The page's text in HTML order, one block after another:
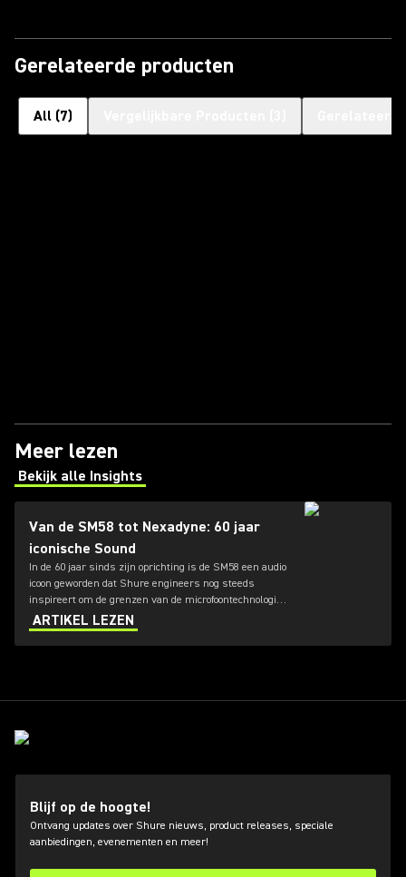
Gerelateerde producten
All (7)
Meer lezen
Bekijk alle Insights
(Opens in a new tab)
Van de SM58 tot Nexadyne: 60 jaar
iconische Sound
In de 60 jaar sinds zijn oprichting is de SM58 een audio
icoon geworden dat Shure engineers nog steeds
inspireert om de grenzen van de microfoontechnologie
te blijven verleggen. Van de SM7dB tot de nieuwe
Nexadyne familie, ontdek hoe de innovatie doorgaat.
ARTIKEL LEZEN
Blijf op de hoogte!
Ontvang updates over Shure nieuws, product releases, speciale
aanbiedingen, evenementen en meer!